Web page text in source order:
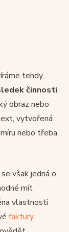
tehdy,
činnosti
obraz nebo
vytvořená
nebo třeba
však jedná o
mít
vlastnosti
faktury,